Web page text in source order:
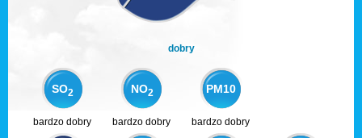
dobry
SO2 NO2 PM10
bardzo dobry bardzo dobry bardzo dobry